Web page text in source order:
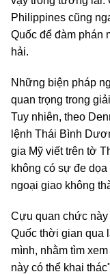
Philippines cũng
Quốc để đàm phán
hải.
Những biện pháp
quan trọng trong
Tuy nhiên, theo
lệnh Thái Bình
gia Mỹ viết trên tờ
không có sự đe
ngoại giao không
Cựu quan chức
Quốc thời gian qua
mình, nhằm tìm
này có thể khai